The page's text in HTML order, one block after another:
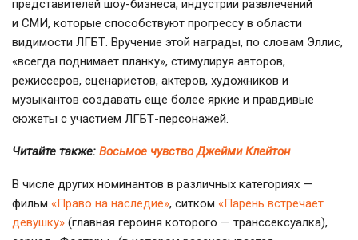
представителей шоу-бизнеса, индустрии развлечений
и СМИ, которые способствуют прогрессу в области
видимости ЛГБТ. Вручение этой награды, по словам Эллис,
«всегда поднимает планку», стимулируя авторов,
режиссеров, сценаристов, актеров, художников и
музыкантов создавать еще более яркие и правдивые
сюжеты с участием ЛГБТ-персонажей.
Читайте также: Восьмое чувство Джейми Клейтон
В числе других номинантов в различных категориях —
фильм «Право на наследие», ситком «Парень встречает
девушку» (главная героиня которого — транссексуалка),